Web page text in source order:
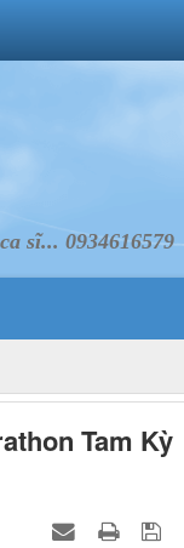
sĩ... 0934616579
Tam Kỳ